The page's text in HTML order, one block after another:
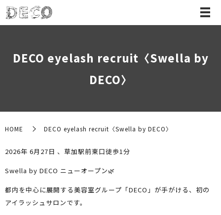
DECO eyelash recruit〈Swella by
DECO〉
HOME DECO eyelash recruit〈Swella by DECO〉
2026年 6月27日 、草加駅前東口徒歩1分
Swella by DECO ニューオープン🌿
都内を中心に展開する美容室グループ「DECO」が手がける、初の
アイラッシュサロンです。